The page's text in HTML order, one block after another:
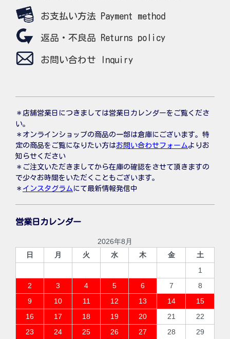
お支払い方法 Payment method
返品・不良品 Returns policy
お問い合わせ Inquiry
＊店舗営業日につきましては営業日カレンダーをご覧くださ
い。
＊オンラインショップの商品の一部は倉庫にございます。特
定の商品をご覧になりたい方はお問い合わせフォーム よりお
知らせください
＊ご注文いただきましてから在庫の確認をさせて頂きますの
で少々お時間をいただくこともございます。
＊ インスタグラム にて最新情報発信中
営業日カレンダー
2026年8月
日
月 火 水 木 金
土
1
2
3 4 5 6 7
8
9
10 11 12 13 14
15
16
17 18 19 20 21
22
23
24 25 26 27 28
29